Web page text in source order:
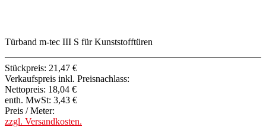
Türband m-tec III S für Kunststofftüren
Stückpreis: 21,47 €
Verkaufspreis inkl. Preisnachlass:
Nettopreis: 18,04 €
enth. MwSt: 3,43 €
Preis / Meter:
zzgl. Versandkosten.